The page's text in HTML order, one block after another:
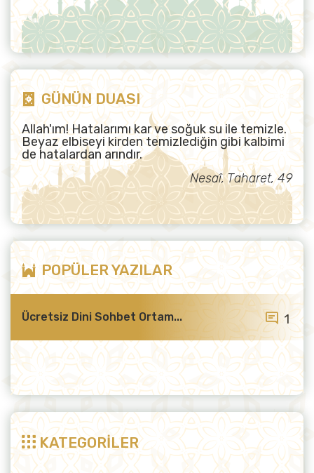
GÜNÜN DUASI
Allah'ım! Hatalarımı kar ve soğuk su ile temizle.
Beyaz elbiseyi kirden temizlediğin gibi kalbimi
de hatalardan arındır.
Nesaî, Taharet, 49
POPÜLER YAZILAR
Ücretsiz Dini Sohbet Ortam... 1
KATEGORİLER